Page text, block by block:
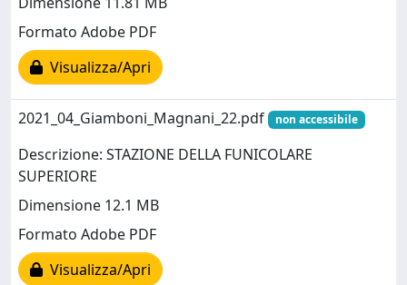
Formato Adobe PDF
Visualizza/Apri
2021_04_Giamboni_Magnani_22.pdf non accessibile
Descrizione: STAZIONE DELLA FUNICOLARE
SUPERIORE
Dimensione 12.1 MB
Formato Adobe PDF
Visualizza/Apri